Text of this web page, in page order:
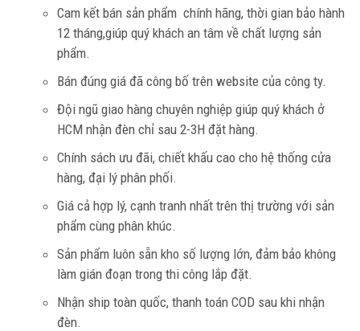
Cam kết bán sản phẩm chính hãng, thời gian bảo hành
12 tháng,giúp quý khách an tâm về chất lượng sản
phẩm.
Bán đúng giá đã công bố trên website của công ty.
Đội ngũ giao hàng chuyên nghiệp giúp quý khách ở
HCM nhận đèn chỉ sau 2-3H đặt hàng.
Chính sách ưu đãi, chiết khấu cao cho hệ thống cửa
hàng, đại lý phân phối.
Giá cả hợp lý, cạnh tranh nhất trên thị trường với sản
phẩm cùng phân khúc.
Sản phẩm luôn sẵn kho số lượng lớn, đảm bảo không
làm gián đoạn trong thi công lắp đặt.
Nhận ship toàn quốc, thanh toán COD sau khi nhận
đèn.